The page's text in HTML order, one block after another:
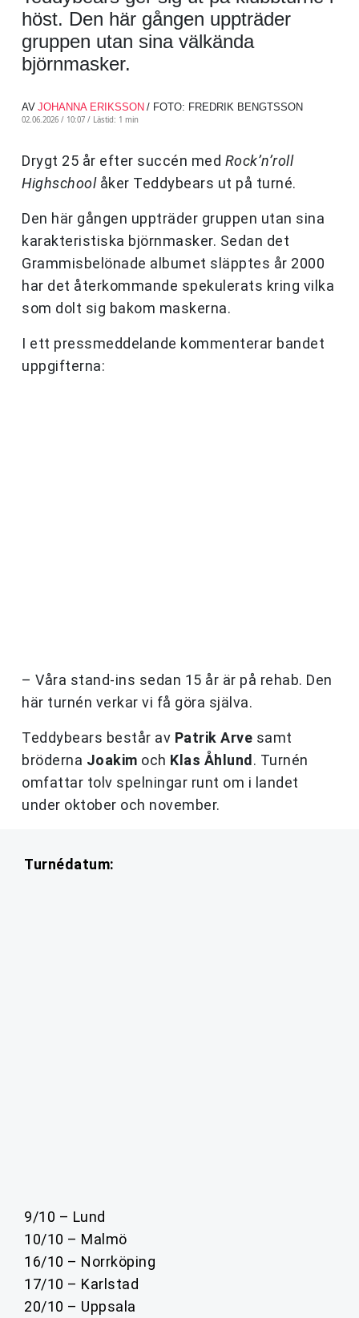
höst. Den här gången uppträder
gruppen utan sina välkända
björnmasker.
AV JOHANNA ERIKSSON / FOTO: FREDRIK BENGTSSON
02.06.2026 / 10:07 / Lästid: 1 min
Drygt 25 år efter succén med Rock’n’roll
Highschoolåker Teddybears ut på turné.
Den här gången uppträder gruppen utan sina
karakteristiska björnmasker. Sedan det
Grammisbelönade albumet släpptes år 2000
har det återkommande spekulerats kring vilka
som dolt sig bakom maskerna.
I ett pressmeddelande kommenterar bandet
uppgifterna:
– Våra stand-ins sedan 15 år är på rehab. Den
här turnén verkar vi få göra själva.
Teddybears består av Patrik Arve samt
bröderna Joakim och Klas Åhlund . Turnén
omfattar tolv spelningar runt om i landet
under oktober och november.
Turnédatum:
9/10 – Lund
10/10 – Malmö
16/10 – Norrköping
17/10 – Karlstad
20/10 – Uppsala